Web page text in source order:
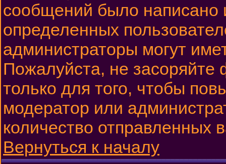
сообщений было написано
определенных
администраторы могут
Пожалуйста, не
только для того, чтобы
модератор или
количество отправленных
Вернуться к началу